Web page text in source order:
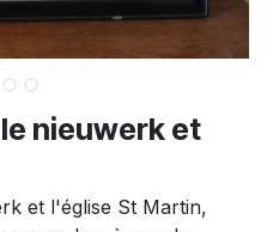
nieuwerk et
et l'église St Martin,